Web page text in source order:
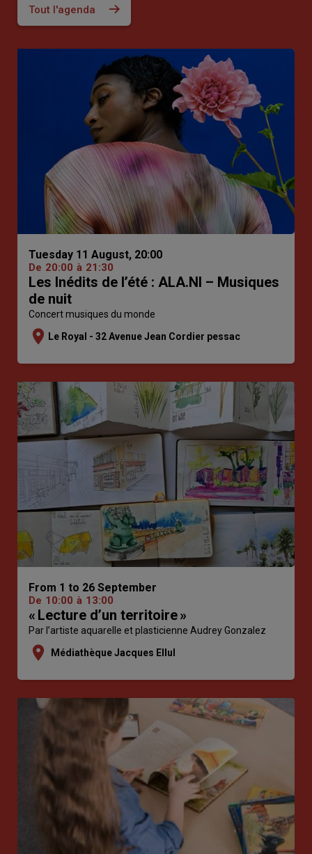
Tout l'agenda
Tuesday 11 August, 20:00
De 20:00 à 21:30
Les Inédits de l’été : ALA.NI – Musiques
de nuit
Concert musiques du monde
location_on Le Royal - 32 Avenue Jean Cordier pessac
From 1 to 26 September
De 10:00 à 13:00
« Lecture d’un territoire »
Par l’artiste aquarelle et plasticienne Audrey Gonzalez
location_on Médiathèque Jacques Ellul